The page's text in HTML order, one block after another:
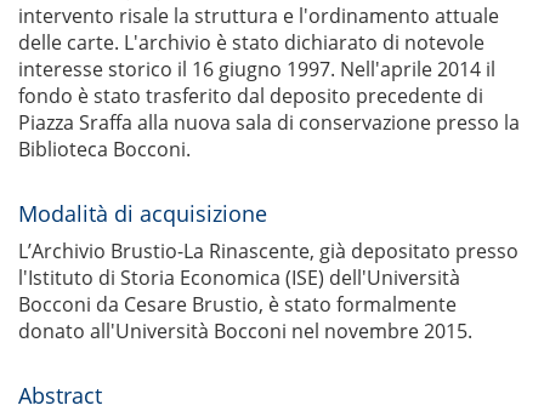
intervento risale la struttura e l'ordinamento attuale
delle carte. L'archivio è stato dichiarato di notevole
interesse storico il 16 giugno 1997. Nell'aprile 2014 il
fondo è stato trasferito dal deposito precedente di
Piazza Sraffa alla nuova sala di conservazione presso la
Biblioteca Bocconi.
Modalità di acquisizione
L’Archivio Brustio-La Rinascente, già depositato presso
l'Istituto di Storia Economica (ISE) dell'Università
Bocconi da Cesare Brustio, è stato formalmente
donato all'Università Bocconi nel novembre 2015.
Abstract